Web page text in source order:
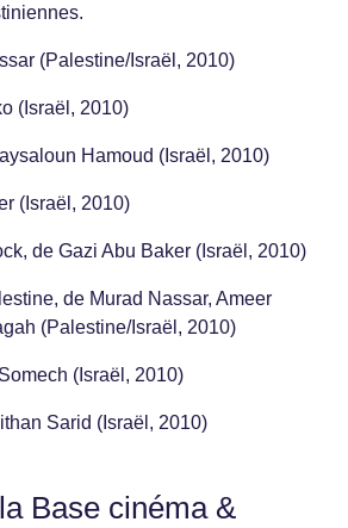
(Palestine/Israël, 2010)
(Israël, 2010)
Hamoud (Israël, 2010)
(Israël, 2010)
de Gazi Abu Baker (Israël, 2010)
de Murad Nassar, Ameer
(Palestine/Israël, 2010)
(Israël, 2010)
Sarid (Israël, 2010)
Base cinéma &